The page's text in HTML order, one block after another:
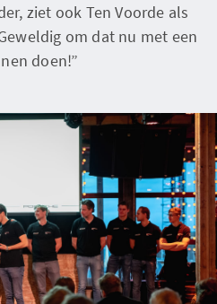
ziet ook Ten Voorde als
om dat nu met een
doen!”